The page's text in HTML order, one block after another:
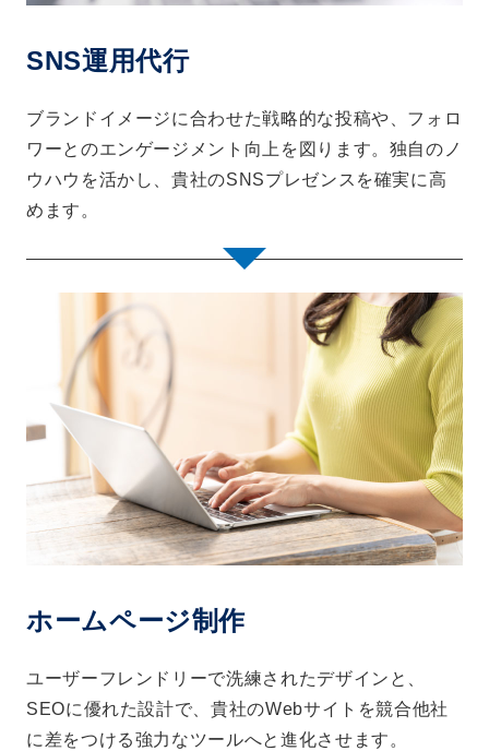
SNS運用代行
ブランドイメージに合わせた戦略的な投稿や、フォロ
ワーとのエンゲージメント向上を図ります。独自のノ
ウハウを活かし、貴社のSNSプレゼンスを確実に高
めます。
ホームページ制作
ユーザーフレンドリーで洗練されたデザインと、
SEOに優れた設計で、貴社のWebサイトを競合他社
に差をつける強力なツールへと進化させます。